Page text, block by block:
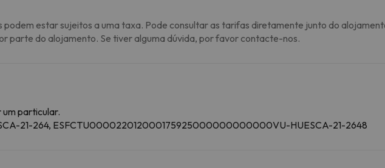
podem estar sujeitos a uma taxa. Pode consultar as tarifas diretamente junto do
parte do alojamento. Se tiver alguma dúvida, por favor contacte-nos.
particular.
21-264, ESFCTU000022012000175925000000000000VU-HUESCA-21-2648